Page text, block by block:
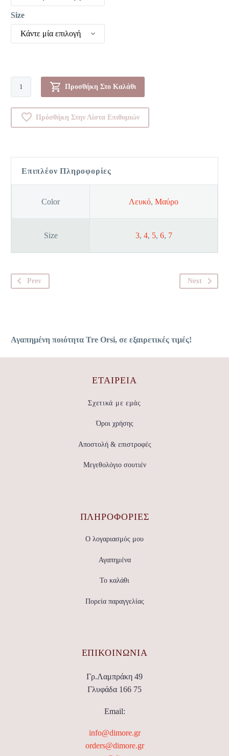
Size
Κάντε μία επιλογή
Φανέλα
-
0080688
ποσότητα
Προσθήκη Στο Καλάθι
Πρόσθήκη Στην Λίστα Επιθυμιών
Επιπλέον Πληροφορίες
Color Λευκό, Μαύρο
Size 3, 4, 5, 6, 7
Prev Next
Αγαπημένη ποιότητα Tre Orsi, σε εξαιρετικές τιμές!
ΕΤΑΙΡΕΊΑ
Σχετικά με εμάς
Όροι χρήσης
Αποστολή & επιστροφές
Μεγεθολόγιο σουτιέν
ΠΛΗΡΟΦΟΡΙΕΣ
Ο λογαριασμός μου
Αγαπημένα
Το καλάθι
Πορεία παραγγελίας
ΕΠΙΚΟΙΝΩΝΊΑ
Γρ.Λαμπράκη 49
Γλυφάδα 166 75
Email:
info@dimore.gr
orders@dimore.gr